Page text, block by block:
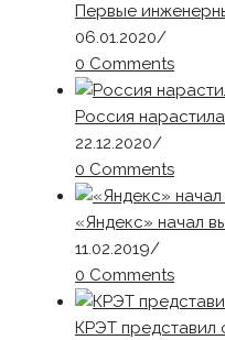
Первые
06.01.2020/
0 Comments
Россия
22.12.2020/
0 Comments
«Яндекс» начал
11.02.2019/
0 Comments
КРЭТ